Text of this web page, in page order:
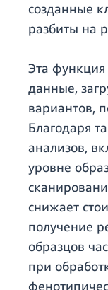
созданные
разбиты на
Эта функция
данные,
вариантов,
Благодаря
анализов,
уровне
снижает
получение
образцов
при